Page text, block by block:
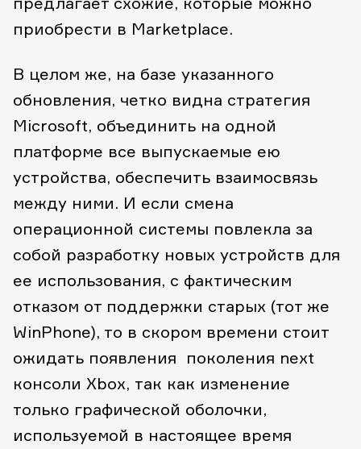
приобрести в Marketplace.
В целом же, на базе указанного
обновления, четко видна стратегия
Microsoft, объединить на одной
платформе все выпускаемые ею
устройства, обеспечить взаимосвязь
между ними. И если смена
операционной системы повлекла за
собой разработку новых устройств для
ее использования, c фактическим
отказом от поддержки старых (тот же
WinPhone), то в скором времени стоит
ожидать появления поколения next
консоли Xbox, так как изменение
только графической оболочки,
используемой в настоящее время